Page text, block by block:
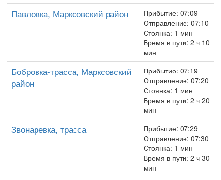
Павловка, Марксовский район
Прибытие: 07:09
Отправление: 07:10
Стоянка: 1 мин
Время в пути: 2 ч 10
мин
Бобровка-трасса, Марксовский
район
Прибытие: 07:19
Отправление: 07:20
Стоянка: 1 мин
Время в пути: 2 ч 20
мин
Звонаревка, трасса
Прибытие: 07:29
Отправление: 07:30
Стоянка: 1 мин
Время в пути: 2 ч 30
мин